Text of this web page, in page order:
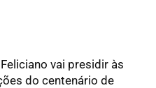
vai presidir às
do centenário de